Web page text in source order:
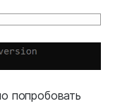
попробовать